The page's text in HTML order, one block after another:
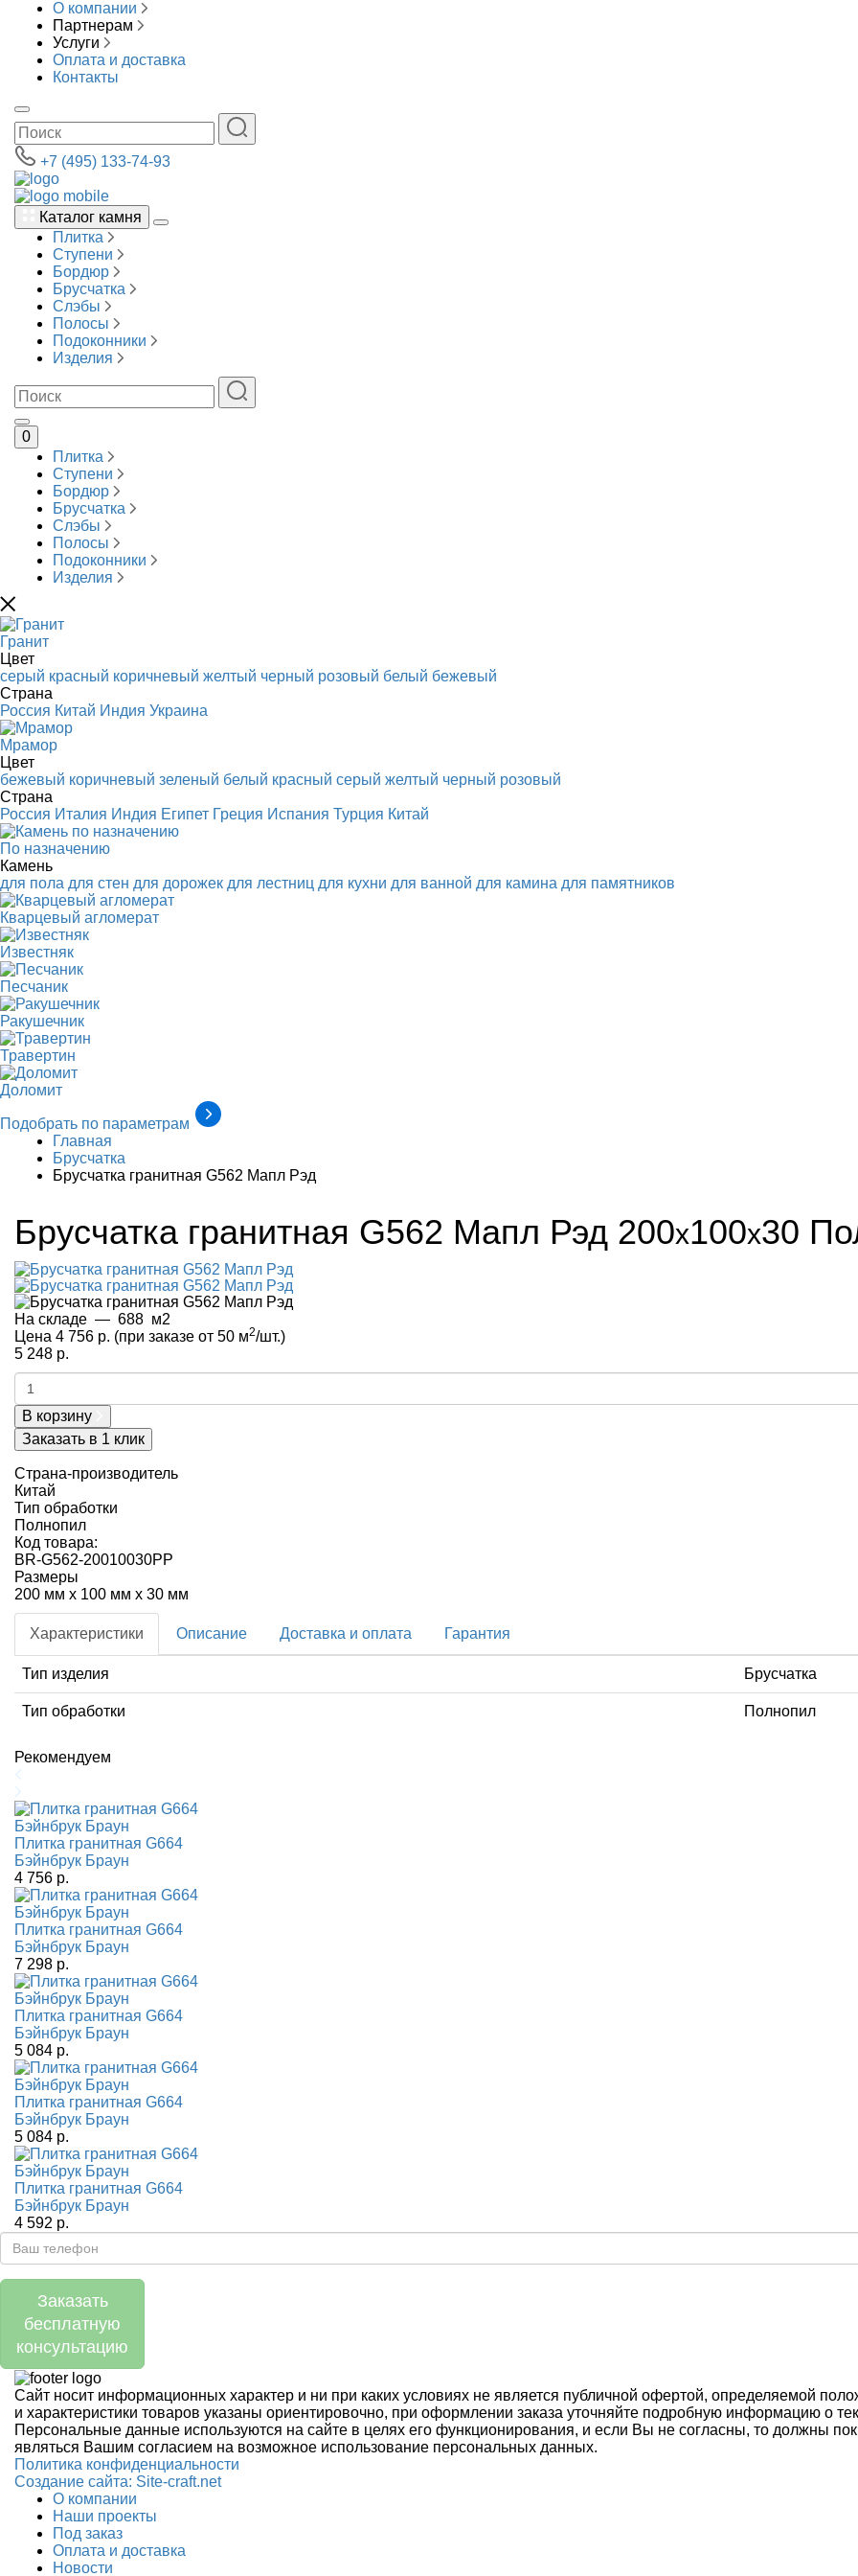
О компании
Партнерам
Услуги
Оплата и доставка
Контакты
+7 (495) 133-74-93
Каталог камня
Плитка
Ступени
Бордюр
Брусчатка
Слэбы
Полосы
Подоконники
Изделия
0
Плитка
Ступени
Бордюр
Брусчатка
Слэбы
Полосы
Подоконники
Изделия
Гранит
Цвет
серый красный коричневый желтый черный розовый белый бежевый
Страна
Россия Китай Индия Украина
Мрамор
Цвет
бежевый коричневый зеленый белый красный серый желтый черный розовый
Страна
Россия Италия Индия Египет Греция Испания Турция Китай
По назначению
Камень
для пола для стен для дорожек для лестниц для кухни для ванной для камина для памятников
Кварцевый агломерат
Известняк
Песчаник
Ракушечник
Травертин
Доломит
Подобрать по параметрам
Главная
Брусчатка
Брусчатка гранитная G562 Мапл Рэд
Брусчатка гранитная G562 Мапл Рэд 200x100x30
На складе — 688 м2
Цена 4 756 р. (при заказе от 50 м2/шт.)
5 248 р.
В корзину
Заказать в 1 клик
Страна-производитель
Китай
Тип обработки
Полнопил
Код товара:
BR-G562-20010030PP
Размеры
200 мм x 100 мм x 30 мм
Характеристики Описание Доставка и оплата Гарантия
Тип изделия Брусчатка
Тип обработки Полнопил
Рекомендуем
Плитка гранитная G664
Бэйнбрук Браун
4 756 р.
Плитка гранитная G664
Бэйнбрук Браун
7 298 р.
Плитка гранитная G664
Бэйнбрук Браун
5 084 р.
Плитка гранитная G664
Бэйнбрук Браун
5 084 р.
Плитка гранитная G664
Бэйнбрук Браун
4 592 р.
Заказать
бесплатную
консультацию
Сайт носит информационных характер и ни при каких условиях не является публичной офертой, определяемой
и характеристики товаров указаны ориентировочно, при оформлении заказа уточняйте подробную информацию о
Персональные данные используются на сайте в целях его функционирования, и если Вы не согласны, то должны
являться Вашим согласием на возможное использование персональных данных.
Политика конфиденциальности
Создание сайтa: Site-craft.net
О компании
Наши проекты
Под заказ
Оплата и доставка
Новости